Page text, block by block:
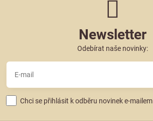
Newsletter
Odebírat naše novinky:
Chci se přihlásit k odběru novinek e-mailem